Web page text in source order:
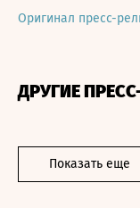
Оригинал пресс-
ДРУГИЕ
Показать еще